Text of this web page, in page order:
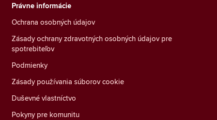
Právne informácie
Ochrana osobných údajov
Zásady ochrany zdravotných osobných údajov pre
spotrebiteľov
Podmienky
Zásady používania súborov cookie
Duševné vlastníctvo
Pokyny pre komunitu